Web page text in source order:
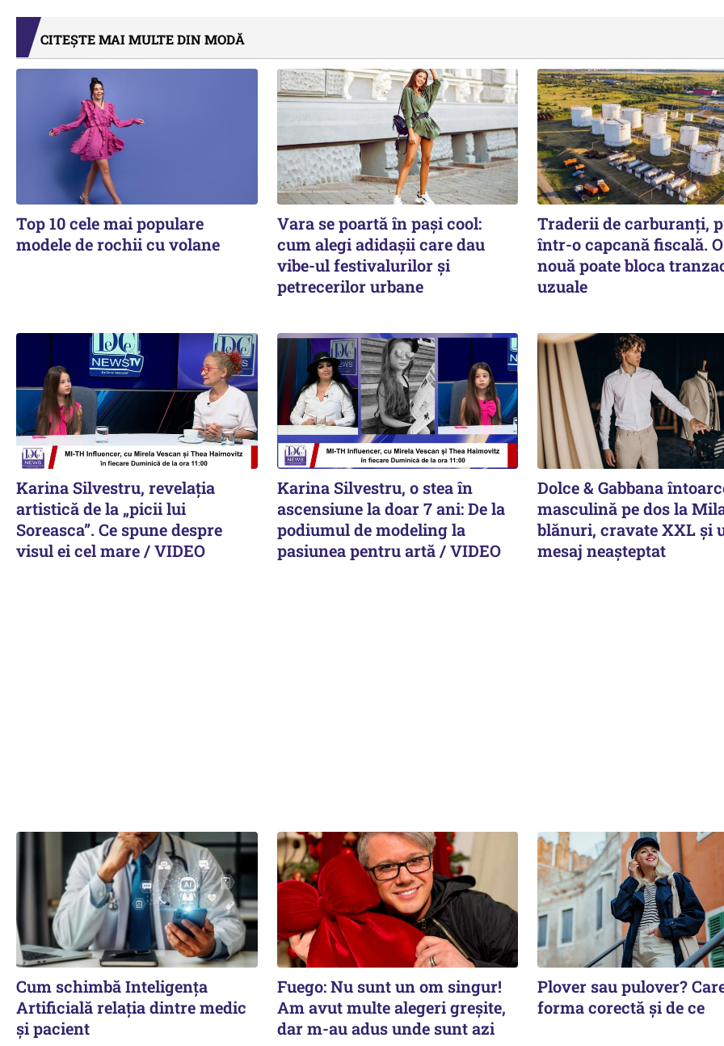
CITEȘTE MAI MULTE DIN MODĂ
Top 10 cele mai populare
modele de rochii cu volane
Vara se poartă în pași cool:
cum alegi adidașii care dau
vibe-ul festivalurilor și
petrecerilor urbane
Traderii de carburanți,
într-o capcană fiscală.
nouă poate bloca
uzuale
Karina Silvestru, revelația
artistică de la „picii lui
Soreasca”. Ce spune despre
visul ei cel mare / VIDEO
Karina Silvestru, o stea în
ascensiune la doar 7 ani: De la
podiumul de modeling la
pasiunea pentru artă / VIDEO
Dolce & Gabbana
masculină pe dos la
blănuri, cravate XXL și
mesaj neașteptat
Cum schimbă Inteligența
Artificială relația dintre medic
și pacient
Fuego: Nu sunt un om singur!
Am avut multe alegeri greșite,
dar m-au adus unde sunt azi
Plover sau pulover?
forma corectă și de ce